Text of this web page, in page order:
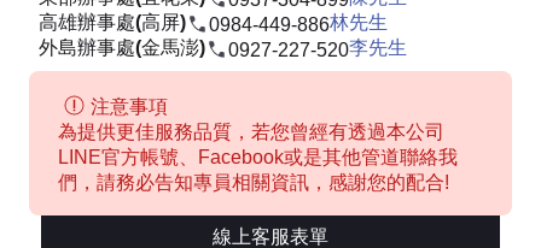
高雄辦事處(高屏)
0984-449-886林先生
外島辦事處(金馬澎)
0927-227-520李先生
注意事項
為提供更佳服務品質，若您曾經有透過本公司
LINE官方帳號、Facebook或是其他管道聯絡我
們，請務必告知專員相關資訊，感謝您的配合!
線上客服表單